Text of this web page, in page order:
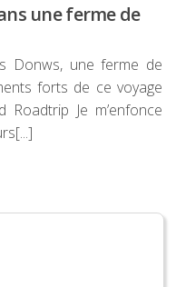
une ferme de
Donws, une ferme de
forts de ce voyage
Roadtrip Je m’enfonce